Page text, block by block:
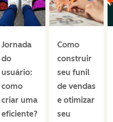
Jornada
do
usuário:
como
criar uma
eficiente?
Como
construir
seu funil
de vendas
e otimizar
seu